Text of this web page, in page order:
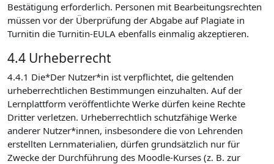
Bestätigung erforderlich. Personen mit Bearbeitungsrechten
müssen vor der Überprüfung der Abgabe auf Plagiate in
Turnitin die Turnitin-EULA ebenfalls einmalig akzeptieren.
4.4 Urheberrecht
4.4.1 Die*Der Nutzer*in ist verpflichtet, die geltenden
urheberrechtlichen Bestimmungen einzuhalten. Auf der
Lernplattform veröffentlichte Werke dürfen keine Rechte
Dritter verletzen. Urheberrechtlich schutzfähige Werke
anderer Nutzer*innen, insbesondere die von Lehrenden
erstellten Lernmaterialien, dürfen grundsätzlich nur für
Zwecke der Durchführung des Moodle-Kurses (z. B. zur